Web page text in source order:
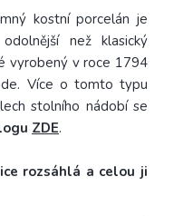
kostní porcelán je
než klasický
vyrobený v roce 1794
Více o tomto typu
stolního nádobí se
ZDE.
rozsáhlá a celou ji